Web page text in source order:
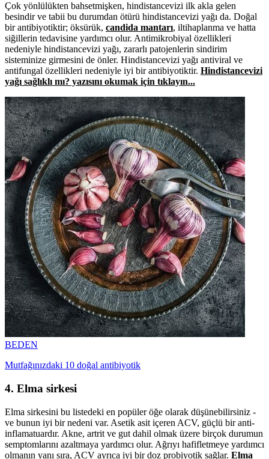
Çok yönlülükten bahsetmişken, hindistancevizi ilk akla gelen
besindir ve tabii bu durumdan ötürü hindistancevizi yağı da. Doğal
bir antibiyotiktir; öksürük, candida mantarı, iltihaplanma ve hatta
siğillerin tedavisine yardımcı olur. Antimikrobiyal özellikleri
nedeniyle hindistancevizi yağı, zararlı patojenlerin sindirim
sisteminize girmesini de önler. Hindistancevizi yağı antiviral ve
antifungal özellikleri nedeniyle iyi bir antibiyotiktir. Hindistancevizi
yağı sağlıklı mı? yazısını okumak için tıklayın...
BEDEN
Mutfağınızdaki 10 doğal antibiyotik
4. Elma sirkesi
Elma sirkesini bu listedeki en popüler öğe olarak düşünebilirsiniz -
ve bunun iyi bir nedeni var. Asetik asit içeren ACV, güçlü bir anti-
inflamatuardır. Akne, artrit ve gut dahil olmak üzere birçok durumun
semptomlarını azaltmaya yardımcı olur. Ağrıyı hafifletmeye yardımcı
olmanın yanı sıra, ACV ayrıca iyi bir doz probiyotik sağlar. Elma